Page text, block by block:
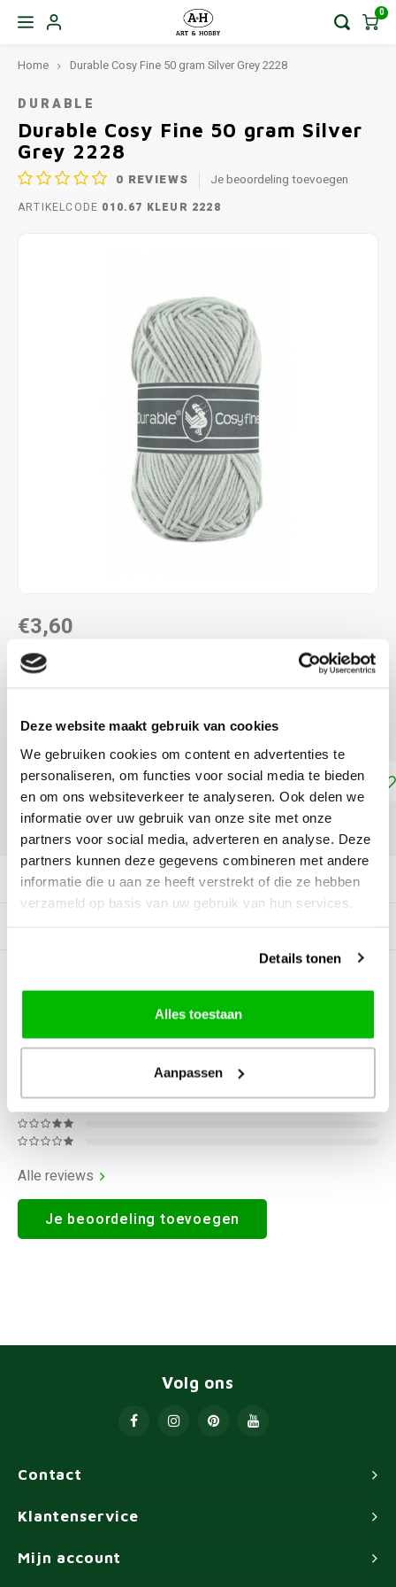
Deze website maakt gebruik van cookies
We gebruiken cookies om content en advertenties te
personaliseren, om functies voor social media te bieden
en om ons websiteverkeer te analyseren. Ook delen we
informatie over uw gebruik van onze site met onze
partners voor social media, adverteren en analyse. Deze
partners kunnen deze gegevens combineren met andere
informatie die u aan ze heeft verstrekt of die ze hebben
verzameld op basis van uw gebruik van hun services.
Details tonen
Alles toestaan
Aanpassen
0
Home Durable Cosy Fine 50 gram Silver Grey 2228
DURABLE
Durable Cosy Fine 50 gram Silver
Grey 2228
0 REVIEWS Je beoordeling toevoegen
ARTIKELCODE 010.67 KLEUR 2228
€3,60
DIRECT LEVERBAAR
meer
Toevoegen aan winkelwagen
Productomschrijving
0Reviews
Alle reviews
Je beoordeling toevoegen
Contact
Volg ons
Klantenservice
Mijn account